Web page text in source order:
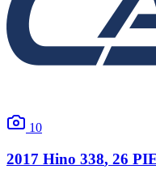
10
2017 Hino 338, 26